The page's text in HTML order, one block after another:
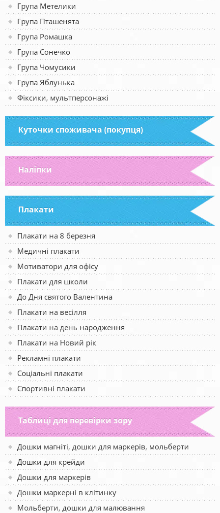
Група Метелики
Група Пташенята
Група Ромашка
Група Сонечко
Група Чомусики
Група Яблунька
Фіксики, мультперсонажі
Куточки споживача (покупця)
Наліпки
Плакати
Плакати на 8 березня
Медичні плакати
Мотиватори для офісу
Плакати для школи
До Дня святого Валентина
Плакати на весілля
Плакати на день народження
Плакати на Новий рік
Рекламні плакати
Соціальні плакати
Спортивні плакати
Таблиці для перевірки зору
Дошки магніті, дошки для маркерів, мольберти
Дошки для крейди
Дошки для маркерів
Дошки маркерні в клітинку
Мольберти, дошки для малювання